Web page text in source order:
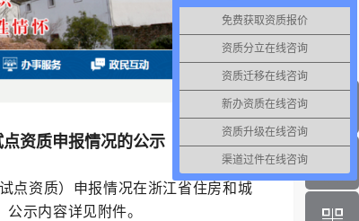
资质申报情况的公示
点资质）申报情况在浙江省住房和城
示内容详见附件。
免费获取资质报价
资质分立在线咨询
资质迁移在线咨询
新办资质在线咨询
资质升级在线咨询
渠道过件在线咨询